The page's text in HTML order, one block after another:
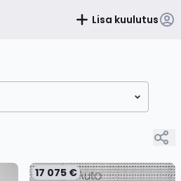
Lisa kuulutus
17 075 €